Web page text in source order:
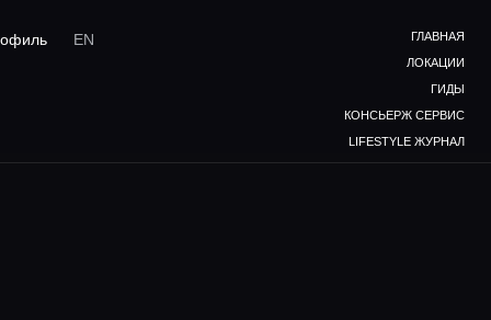
EN
ГЛАВНАЯ
ЛОКАЦИИ
ГИДЫ
КОНСЬЕРЖ СЕРВИС
LIFESTYLE ЖУРНАЛ